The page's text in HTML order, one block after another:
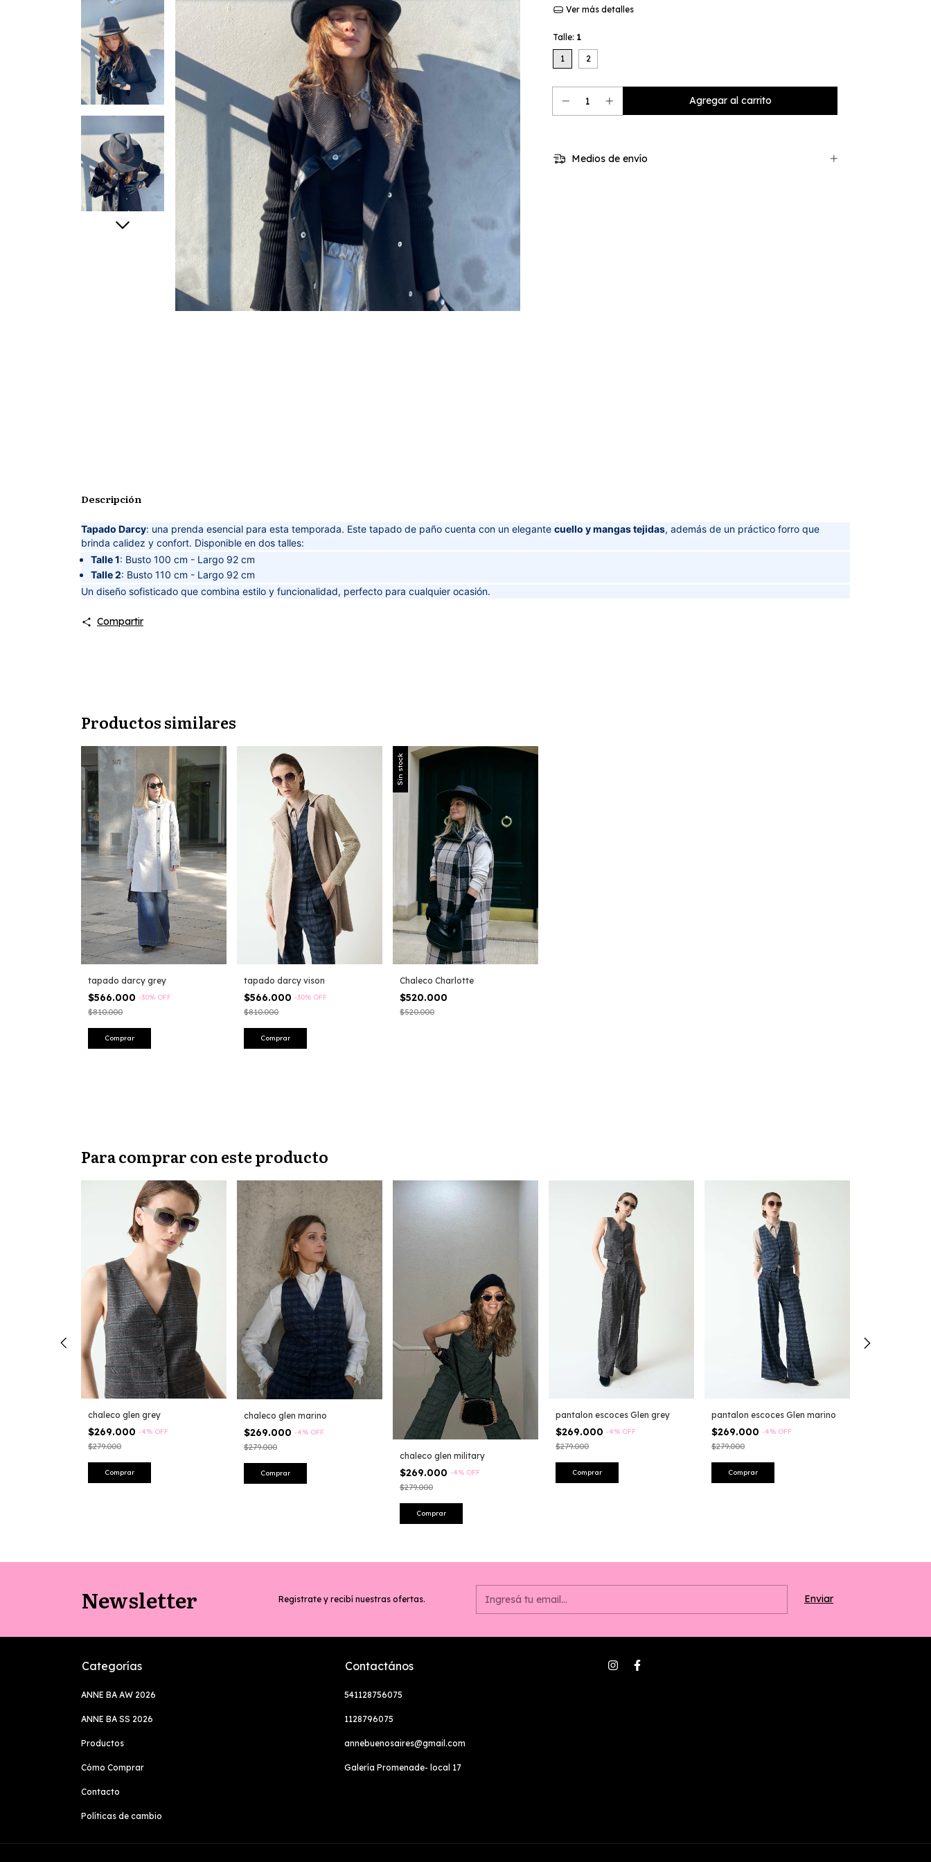
Ver más detalles
Talle: 1
1 2
Medios de envío
Descripción
Tapado Darcy: una prenda esencial para esta temporada. Este tapado de paño cuenta con un elegante cuello y mangas tejidas, además de un práctico forro que
brinda calidez y confort. Disponible en dos talles:
Talle 1: Busto 100 cm - Largo 92 cm
Talle 2: Busto 110 cm - Largo 92 cm
Un diseño sofisticado que combina estilo y funcionalidad, perfecto para cualquier ocasión.
Compartir
Productos similares
tapado darcy grey
$566.000 -30% OFF
$810.000
Comprar
tapado darcy vison
$566.000 -30% OFF
$810.000
Comprar
Sin stock
Chaleco Charlotte
$520.000
$520.000
Para comprar con este producto
chaleco glen grey
$269.000 -4% OFF
$279.000
Comprar
chaleco glen marino
$269.000 -4% OFF
$279.000
Comprar
chaleco glen military
$269.000 -4% OFF
$279.000
Comprar
pantalon escoces Glen grey
$269.000 -4% OFF
$279.000
Comprar
pantalon escoces Glen marino
$269.000 -4% OFF
$279.000
Comprar
Newsletter Registrate y recibí nuestras ofertas.
Categorías
ANNE BA AW 2026
ANNE BA SS 2026
Productos
Cómo Comprar
Contacto
Políticas de cambio
Contactános
541128756075
1128796075
annebuenosaires@gmail.com
Galería Promenade- local 17